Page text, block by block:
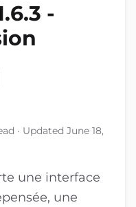
-
· Updated June 18,
une interface
une